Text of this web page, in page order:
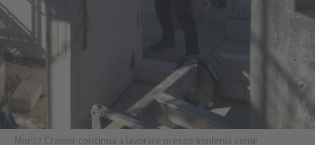
Moritz Cramer continua a lavorare presso Implenia come